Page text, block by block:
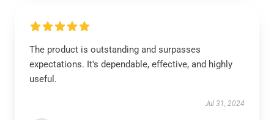
The product is outstanding and surpasses
expectations. It's dependable, effective, and highly
useful.
Jul 31, 2024